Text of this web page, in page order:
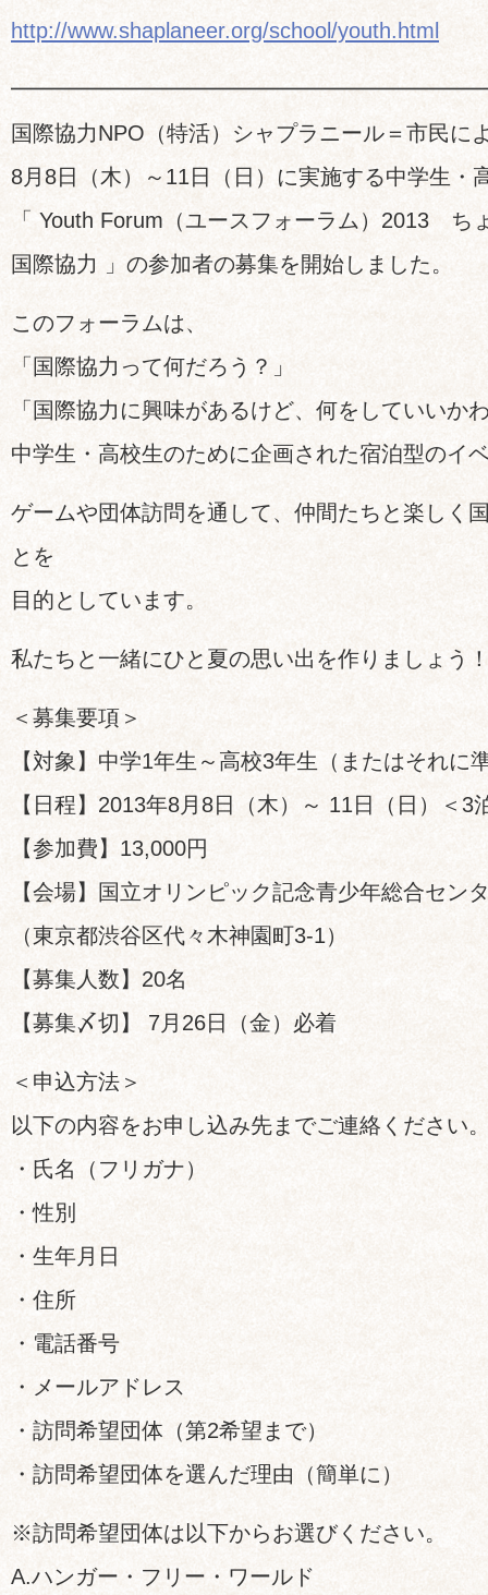
http://www.shaplaneer.org/school/youth.html
国際協力NPO（特活）シャプラニール＝市民に
8月8日（木）～11日（日）に実施する中学生・
「 Youth Forum（ユースフォーラム）2013 ち
国際協力 」の参加者の募集を開始しました。
このフォーラムは、
「国際協力って何だろう？」
「国際協力に興味があるけど、何をしていいか
中学生・高校生のために企画された宿泊型のイ
ゲームや団体訪問を通して、仲間たちと楽しく
とを
目的としています。
私たちと一緒にひと夏の思い出を作りましょう
＜募集要項＞
【対象】中学1年生～高校3年生（またはそれに
【日程】2013年8月8日（木）～ 11日（日）＜3
【参加費】13,000円
【会場】国立オリンピック記念青少年総合セン
（東京都渋谷区代々木神園町3-1）
【募集人数】20名
【募集〆切】 7月26日（金）必着
＜申込方法＞
以下の内容をお申し込み先までご連絡ください
・氏名（フリガナ）
・性別
・生年月日
・住所
・電話番号
・メールアドレス
・訪問希望団体（第2希望まで）
・訪問希望団体を選んだ理由（簡単に）
※訪問希望団体は以下からお選びください。
A.ハンガー・フリー・ワールド